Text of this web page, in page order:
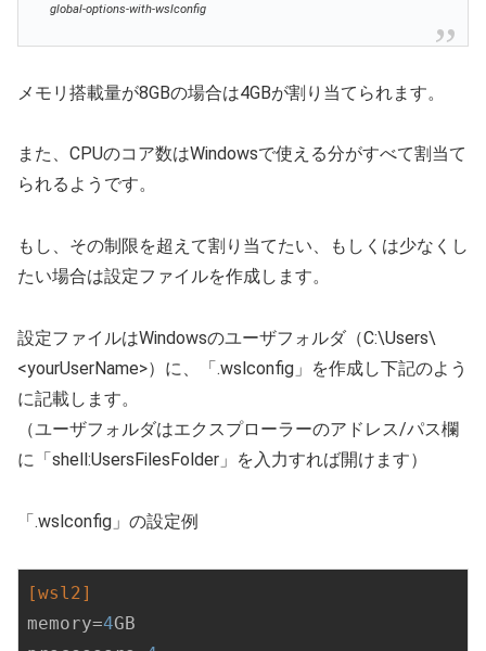
global-options-with-wslconfig
メモリ搭載量が8GBの場合は4GBが割り当てられます。
また、CPUのコア数はWindowsで使える分がすべて割当て
られるようです。
もし、その制限を超えて割り当てたい、もしくは少なくし
たい場合は設定ファイルを作成します。
設定ファイルはWindowsのユーザフォルダ（C:\Users\
<yourUserName>）に、「.wslconfig」を作成し下記のよう
に記載します。
（ユーザフォルダはエクスプローラーのアドレス/パス欄
に「shell:UsersFilesFolder」を入力すれば開けます）
「.wslconfig」の設定例
[wsl2]
memory=4